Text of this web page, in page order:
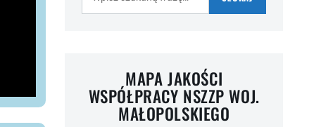
MAPA JAKOŚCI
WSPÓŁPRACY NSZZP WOJ.
MAŁOPOLSKIEGO